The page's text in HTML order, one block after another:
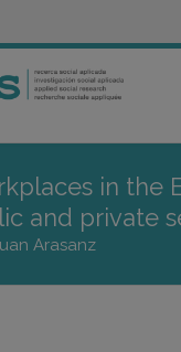
in the
and private
Arasanz